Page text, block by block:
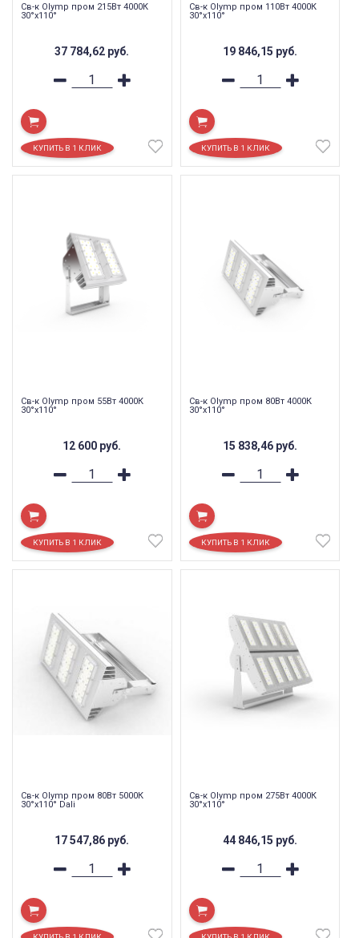
Св-к Olymp пром 215Вт 4000К
30°х110°
37 784,62 руб.
Св-к Olymp пром 110Вт 4000К
30°х110°
19 846,15 руб.
Св-к Olymp пром 55Вт 4000К
30°х110°
12 600 руб.
Св-к Olymp пром 80Вт 4000К
30°х110°
15 838,46 руб.
Св-к Olymp пром 80Вт 5000К
30°х110° Dali
17 547,86 руб.
Св-к Olymp пром 275Вт 4000К
30°х110°
44 846,15 руб.